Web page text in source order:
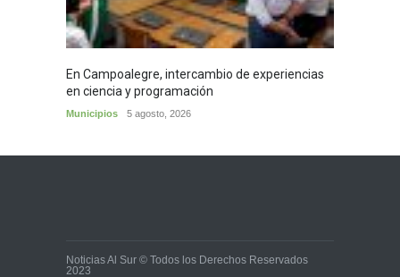
En Campoalegre, intercambio de experiencias
en ciencia y programación
Municipios 5 agosto, 2026
Noticias Al Sur © Todos los Derechos Reservados
2023